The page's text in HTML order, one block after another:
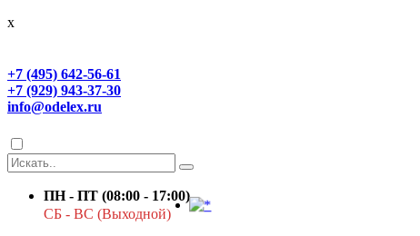
x
+7 (495) 642-56-61
+7 (929) 943-37-30
info@odelex.ru
ПН - ПТ (08:00 - 17:00)
СБ - ВС (Выходной)